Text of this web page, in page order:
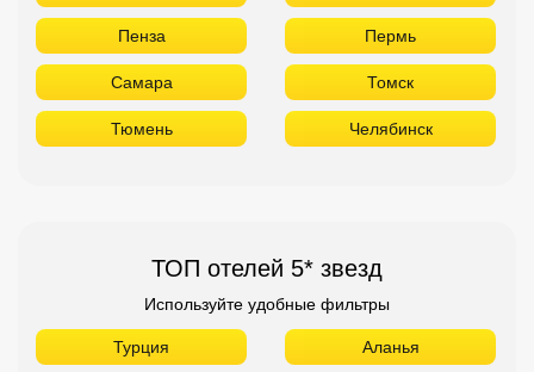
Пенза Пермь
Самара Томск
Тюмень Челябинск
ТОП отелей 5* звезд
Используйте удобные фильтры
Турция Аланья